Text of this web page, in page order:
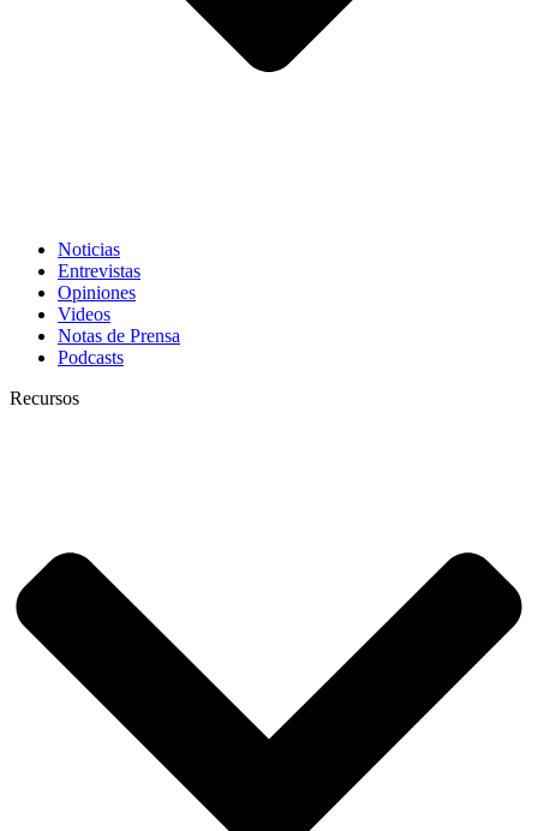
Noticias
Entrevistas
Opiniones
Videos
Notas de Prensa
Podcasts
Recursos